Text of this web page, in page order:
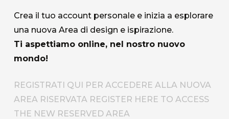
Crea il tuo account personale e inizia a esplorare
una nuova Area di design e ispirazione.
Ti aspettiamo online, nel nostro nuovo
mondo!
REGISTRATI QUI PER ACCEDERE ALLA NUOVA
AREA RISERVATA REGISTER HERE TO ACCESS
THE NEW RESERVED AREA